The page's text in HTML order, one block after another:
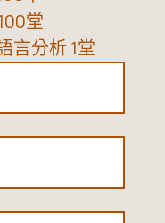
堂
言分析 1堂